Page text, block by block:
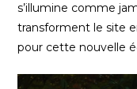
s’illumine comme
transforment le site
pour cette nouvelle